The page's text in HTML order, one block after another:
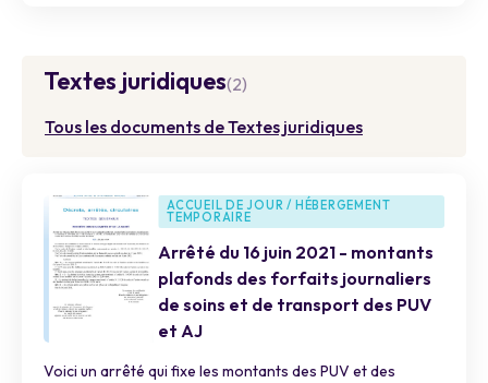
Textes juridiques(2)
Tous les documents de Textes juridiques
ACCUEIL DE JOUR / HÉBERGEMENT
TEMPORAIRE
Arrêté du 16 juin 2021 - montants
plafonds des forfaits journaliers
de soins et de transport des PUV
et AJ
Voici un arrêté qui fixe les montants des PUV et des